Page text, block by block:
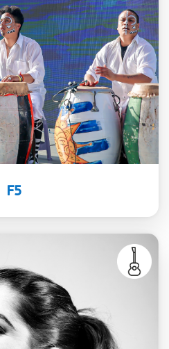
que explora
los tambores y la
con el objetivo
a nuevos
contextos.
F5
figura del tango